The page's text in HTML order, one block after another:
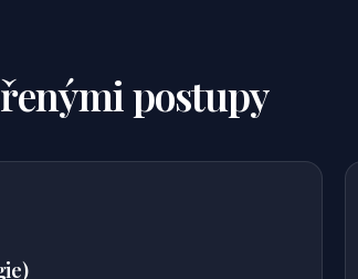
postupy